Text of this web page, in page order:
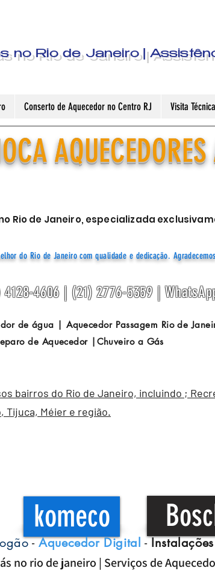
no Rio de Janeiro |
Conserto de Aquecedor no Centro RJ Visita
Rio de Janeiro, especializada
do Rio de Janeiro com qualidade e dedicação.
4606 | (21) 2776-5359 |
de água | Aquecedor Passagem Rio de
de Aquecedor |Chuveiro a Gás
bairros do Rio de Janeiro, incluindo ;
, Tijuca, Méier e região.
komeco
-Aquecedor Digital -Instalações
no rio de janeiro | Serviços de